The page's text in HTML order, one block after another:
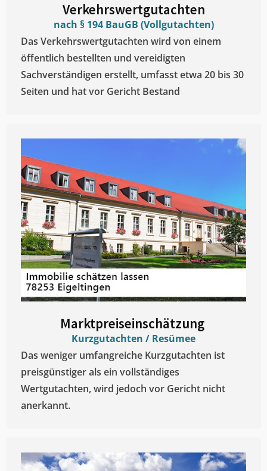
Verkehrswertgutachten
nach § 194 BauGB (Vollgutachten)
Das Verkehrswertgutachten wird von einem
öffentlich bestellten und vereidigten
Sachverständigen erstellt, umfasst etwa 20 bis 30
Seiten und hat vor Gericht Bestand
Marktpreiseinschätzung ​
Kurzgutachten / Resümee
Das weniger umfangreiche Kurzgutachten ist
preisgünstiger als ein vollständiges
Wertgutachten, wird jedoch vor Gericht nicht
anerkannt.